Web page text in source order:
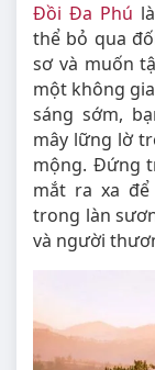
Đồi Đa Phú
thể bỏ qua
sơ và muốn
một không
sáng sớm,
mây lững lờ
mộng. Đứng
mắt ra xa
trong làn
và người